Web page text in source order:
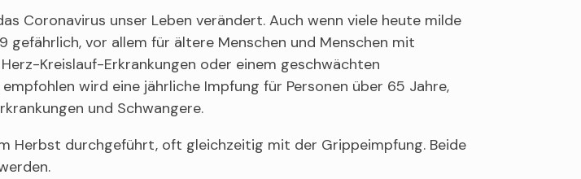
Coronavirus unser Leben verändert. Auch wenn viele heute milde
gefährlich, vor allem für ältere Menschen und Menschen mit
Kreislauf-Erkrankungen oder einem geschwächten
wird eine jährliche Impfung für Personen über 65 Jahre,
und Schwangere.
Herbst durchgeführt, oft gleichzeitig mit der Grippeimpfung. Beide